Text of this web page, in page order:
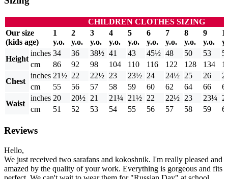
CHILDREN CLOTHES SIZING
Our size
(kids age)
1
y.o.
2
y.o.
3
y.o.
4
y.o.
5
y.o.
6
y.o.
7
y.o.
8
y.o.
9
y.o.
Height
inches 34 36 38½ 41 43 45½ 48 50 53
cm
86 92 98 104 110 116 122 128 134
Chest
inches 21½ 22 22½ 23 23½ 24 24½ 25 26
cm
55 56 57 58 59 60 62 64 66
Waist
inches 20 20½ 21 21¼ 21½ 22 22½ 23 23¼
cm
51 52 53 54 55 56 57 58 59
Reviews
Hello,
We just received two sarafans and kokoshnik. I'm really pleased and
amazed by the quality of your work. Everything is gorgeous and fits